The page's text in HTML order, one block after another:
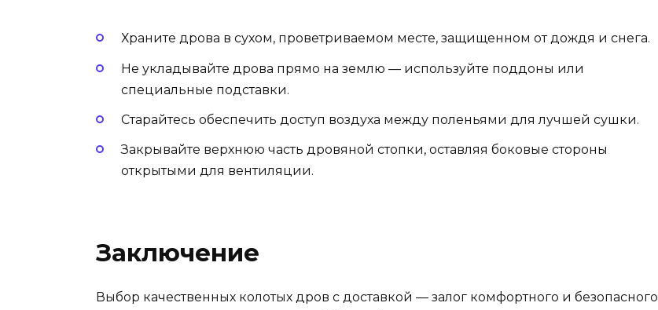
Храните дрова в сухом, проветриваемом месте, защищенном от дождя и снега.
Не укладывайте дрова прямо на землю — используйте поддоны или
специальные подставки.
Старайтесь обеспечить доступ воздуха между поленьями для лучшей сушки.
Закрывайте верхнюю часть дровяной стопки, оставляя боковые стороны
открытыми для вентиляции.
Заключение
Выбор качественных колотых дров с доставкой — залог комфортного и безопасного